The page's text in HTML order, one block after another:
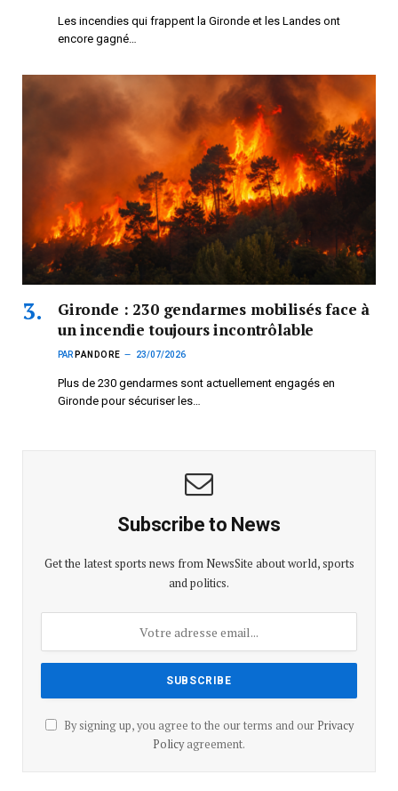
Les incendies qui frappent la Gironde et les Landes ont
encore gagné…
Gironde : 230 gendarmes mobilisés face à
un incendie toujours incontrôlable
PAR PANDORE 23/07/2026
Plus de 230 gendarmes sont actuellement engagés en
Gironde pour sécuriser les…
Subscribe to News
Get the latest sports news from NewsSite about world, sports
and politics.
By signing up, you agree to the our terms and our Privacy
Policyagreement.